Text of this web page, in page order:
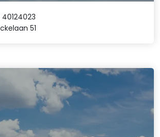
40124023
51